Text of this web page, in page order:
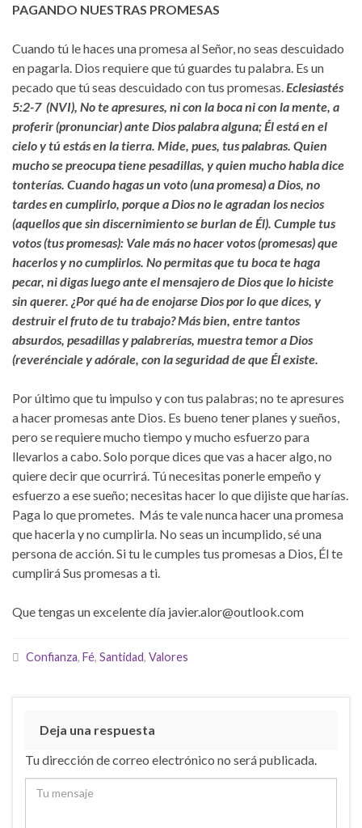
PAGANDO NUESTRAS PROMESAS
Cuando tú le haces una promesa al Señor, no seas descuidado
en pagarla. Dios requiere que tú guardes tu palabra. Es un
pecado que tú seas descuidado con tus promesas. Eclesiastés
5:2-7 (NVI), No te apresures, ni con la boca ni con la mente, a
proferir (pronunciar) ante Dios palabra alguna; Él está en el
cielo y tú estás en la tierra. Mide, pues, tus palabras. Quien
mucho se preocupa tiene pesadillas, y quien mucho habla dice
tonterías. Cuando hagas un voto (una promesa) a Dios, no
tardes en cumplirlo, porque a Dios no le agradan los necios
(aquellos que sin discernimiento se burlan de Él). Cumple tus
votos (tus promesas): Vale más no hacer votos (promesas) que
hacerlos y no cumplirlos. No permitas que tu boca te haga
pecar, ni digas luego ante el mensajero de Dios que lo hiciste
sin querer. ¿Por qué ha de enojarse Dios por lo que dices, y
destruir el fruto de tu trabajo? Más bien, entre tantos
absurdos, pesadillas y palabrerías, muestra temor a Dios
(reverénciale y adórale, con la seguridad de que Él existe.
Por último que tu impulso y con tus palabras; no te apresures
a hacer promesas ante Dios. Es bueno tener planes y sueños,
pero se requiere mucho tiempo y mucho esfuerzo para
llevarlos a cabo. Solo porque dices que vas a hacer algo, no
quiere decir que ocurrirá. Tú necesitas ponerle empeño y
esfuerzo a ese sueño; necesitas hacer lo que dijiste que harías.
Paga lo que prometes. Más te vale nunca hacer una promesa
que hacerla y no cumplirla. No seas un incumplido, sé una
persona de acción. Si tu le cumples tus promesas a Dios, Él te
cumplirá Sus promesas a ti.
Que tengas un excelente día javier.alor@outlook.com
Confianza, Fé, Santidad, Valores
Deja una respuesta
Tu dirección de correo electrónico no será publicada.